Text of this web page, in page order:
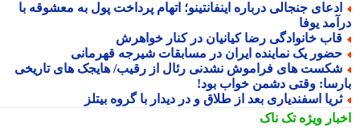
جنجالی درباره اینفانتینو؛ اتهام پرداخت پول به معشوقه با
یوفا
خانوادگی رضا کیانیان در کنار خواهرش
یک نماینده ایران در مسابقات شیرجه قهرمانی
شکست‎ های فراموش نشدنی رئال از رقیب/ هایجک های تاریخی
وقتی دشمن خواب بود!
اسفندیاری بعد از طلاق و در دیدار با گروه بیتلز
ویژهتک ناک